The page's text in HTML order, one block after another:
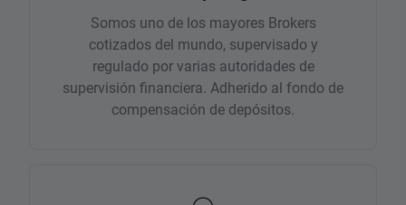
Somos uno de los mayores Brokers
cotizados del mundo, supervisado y
regulado por varias autoridades de
supervisión financiera. Adherido al fondo de
compensación de depósitos.